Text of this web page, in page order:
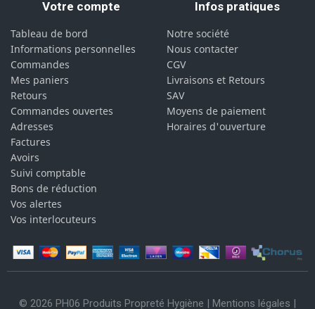
Votre compte
Tableau de bord
Informations personnelles
Commandes
Mes paniers
Retours
Commandes ouvertes
Adresses
Factures
Avoirs
Suivi comptable
Bons de réduction
Vos alertes
Vos interlocuteurs
Infos pratiques
Notre société
Nous contacter
CGV
Livraisons et Retours
SAV
Moyens de paiement
Horaires d'ouverture
© 2026 PH06 Produits Propreté Hygiène | Mentions légales |